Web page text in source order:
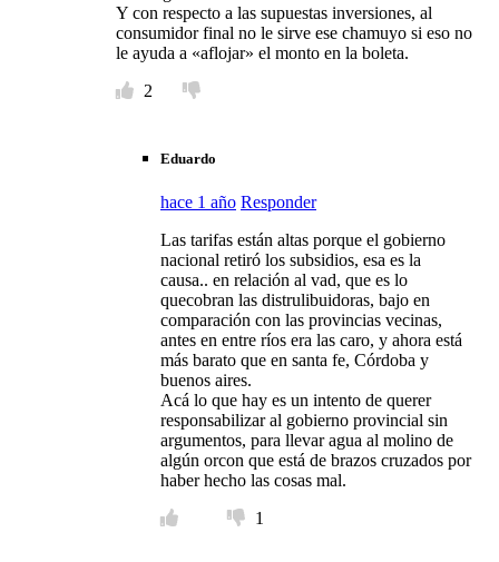
Y con respecto a las supuestas inversiones, al
consumidor final no le sirve ese chamuyo si eso no
le ayuda a «aflojar» el monto en la boleta.
2
Eduardo
hace 1 año Responder
Las tarifas están altas porque el gobierno
nacional retiró los subsidios, esa es la
causa.. en relación al vad, que es lo
quecobran las distrulibuidoras, bajo en
comparación con las provincias vecinas,
antes en entre ríos era las caro, y ahora está
más barato que en santa fe, Córdoba y
buenos aires.
Acá lo que hay es un intento de querer
responsabilizar al gobierno provincial sin
argumentos, para llevar agua al molino de
algún orcon que está de brazos cruzados por
haber hecho las cosas mal.
1